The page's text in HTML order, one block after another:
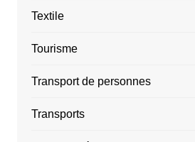
Textile
Tourisme
Transport de personnes
Transports